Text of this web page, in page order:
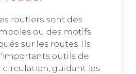
routiers sont des
ou des motifs
sur les routes. Ils
outils de
circulation, guidant les